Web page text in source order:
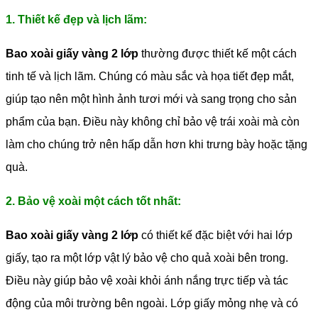
1. Thiết kế đẹp và lịch lãm:
Bao xoài giấy vàng 2 lớp thường được thiết kế một cách
tinh tế và lịch lãm. Chúng có màu sắc và họa tiết đẹp mắt,
giúp tạo nên một hình ảnh tươi mới và sang trọng cho sản
phẩm của bạn. Điều này không chỉ bảo vệ trái xoài mà còn
làm cho chúng trở nên hấp dẫn hơn khi trưng bày hoặc tặng
quà.
2. Bảo vệ xoài một cách tốt nhất:
Bao xoài giấy vàng 2 lớp có thiết kế đặc biệt với hai lớp
giấy, tạo ra một lớp vật lý bảo vệ cho quả xoài bên trong.
Điều này giúp bảo vệ xoài khỏi ánh nắng trực tiếp và tác
động của môi trường bên ngoài. Lớp giấy mỏng nhẹ và có